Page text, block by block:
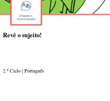
Revê o sujeito!
2.º Ciclo | Português